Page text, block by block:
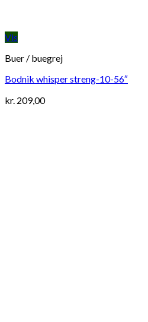
Vis
Buer / buegrej
Bodnik whisper streng-10-56″
kr. 209,00